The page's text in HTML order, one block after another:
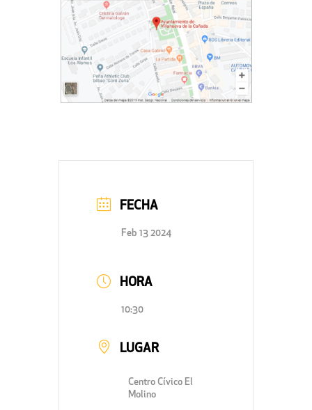
FECHA
Feb 13 2024
HORA
10:30
LUGAR
Centro Cívico El
Molino